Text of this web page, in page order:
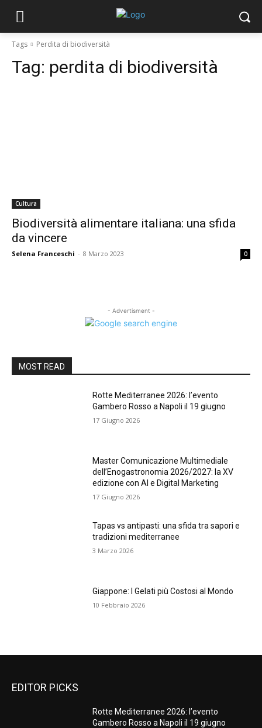
Tags Perdita di biodiversità
Tag: perdita di biodiversità
Cultura
Biodiversità alimentare italiana: una sfida
da vincere
Selena Franceschi - 8 Marzo 2023 0
- Advertisment -
MOST READ
Rotte Mediterranee 2026: l’evento
Gambero Rosso a Napoli il 19 giugno
17 Giugno 2026
Master Comunicazione Multimediale
dell’Enogastronomia 2026/2027: la XV
edizione con AI e Digital Marketing
17 Giugno 2026
Tapas vs antipasti: una sfida tra sapori e
tradizioni mediterranee
3 Marzo 2026
Giappone: I Gelati più Costosi al Mondo
10 Febbraio 2026
EDITOR PICKS
Rotte Mediterranee 2026: l’evento
Gambero Rosso a Napoli il 19 giugno